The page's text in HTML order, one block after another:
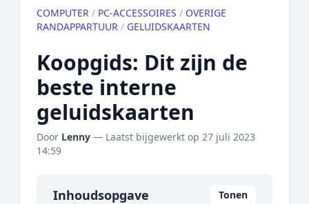
COMPUTER / PC-ACCESSOIRES / OVERIGE
RANDAPPARTUUR / GELUIDSKAARTEN
Koopgids: Dit zijn de
beste interne
geluidskaarten
Door Lenny — Laatst bijgewerkt op 27 juli 2023
14:59
Inhoudsopgave Tonen